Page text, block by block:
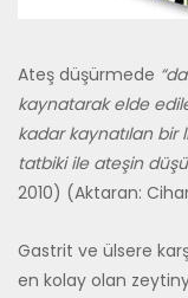
Ateş düşürmede
kaynatarak elde
kadar kaynatılan bir
tatbiki ile ateşin
2010) (Aktaran:
Gastrit ve ülsere
en kolay olan